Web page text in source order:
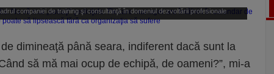
companiei de training şi consultanţă în domeniul dezvoltării profesionale
dimineaţă până seara, indiferent dacă sunt la
să mă mai ocup de echipă, de oameni?”, mi-a